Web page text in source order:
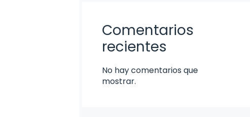
Comentarios
recientes
No hay comentarios que
mostrar.